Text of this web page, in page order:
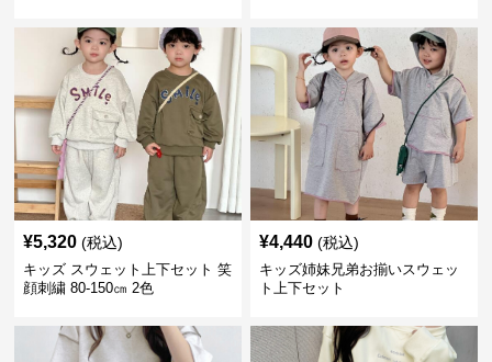
¥5,320 (税込)
キッズ スウェット上下セット 笑
顔刺繍 80-150㎝ 2色
¥4,440 (税込)
キッズ姉妹兄弟お揃いスウェッ
ト上下セット